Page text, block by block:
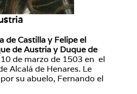
de Castilla y Felipe el
de Austria y Duque de
de marzo de 1503 en el
Alcalá de Henares. Le
su abuelo, Fernando el